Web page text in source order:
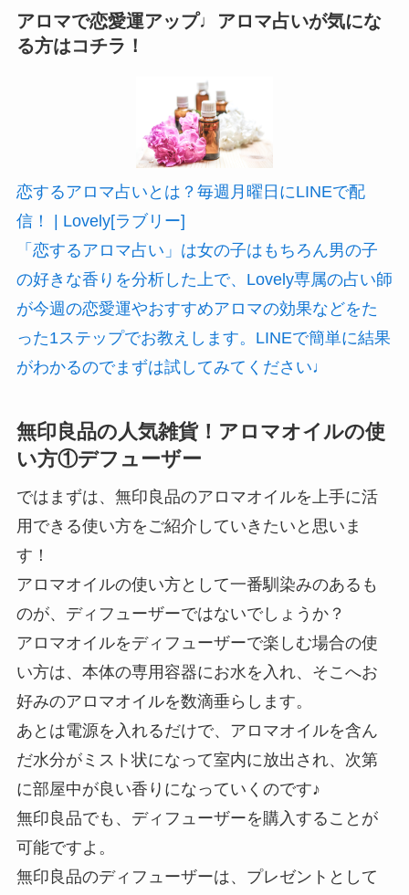
アロマで恋愛運アップ♩アロマ占いが気にな
る方はコチラ！
恋するアロマ占いとは？毎週月曜日にLINEで配
信！ | Lovely[ラブリー]
「恋するアロマ占い」は女の子はもちろん男の子
の好きな香りを分析した上で、Lovely専属の占い師
が今週の恋愛運やおすすめアロマの効果などをた
った1ステップでお教えします。LINEで簡単に結果
がわかるのでまずは試してみてください♩
無印良品の人気雑貨！アロマオイルの使
い方①デフューザー
ではまずは、無印良品のアロマオイルを上手に活
用できる使い方をご紹介していきたいと思いま
す！
アロマオイルの使い方として一番馴染みのあるも
のが、ディフューザーではないでしょうか？
アロマオイルをディフューザーで楽しむ場合の使
い方は、本体の専用容器にお水を入れ、そこへお
好みのアロマオイルを数滴垂らします。
あとは電源を入れるだけで、アロマオイルを含ん
だ水分がミスト状になって室内に放出され、次第
に部屋中が良い香りになっていくのです♪
無印良品でも、ディフューザーを購入することが
可能ですよ。
無印良品のディフューザーは、プレゼントとして